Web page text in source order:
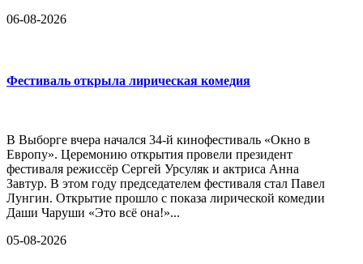
06-08-2026
Фестиваль открыла лирическая комедия
В Выборге вчера начался 34-й кинофестиваль «Окно в
Европу». Церемонию открытия провели президент
фестиваля режиссёр Сергей Урсуляк и актриса Анна
Завтур. В этом году председателем фестиваля стал Павел
Лунгин. Открытие прошло с показа лирической комедии
Даши Чаруши «Это всё она!»...
05-08-2026